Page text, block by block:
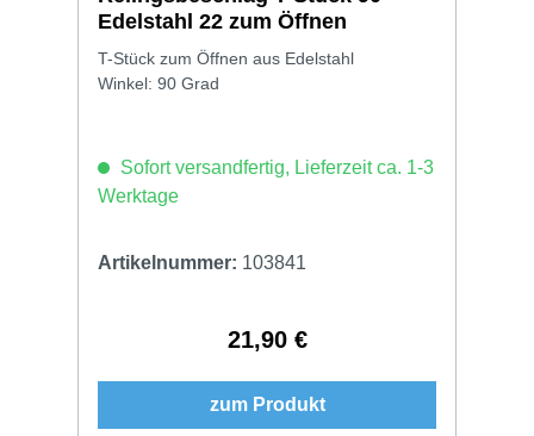
Edelstahl 22 zum Öffnen
T-Stück zum Öffnen aus Edelstahl
Winkel: 90 Grad
Sofort versandfertig, Lieferzeit ca. 1-3
Werktage
Artikelnummer: 103841
Regulärer Preis:
21,90 €
zum Produkt